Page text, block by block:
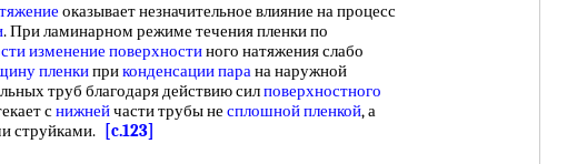
оказывает незначительное влияние на процесс
. При ламинарном режиме течения пленки по
изменение поверхностиного натяжения слабо
пленкиприконденсации парана наружной
труб благодаря действию силповерхностного
снижнейчасти трубы не сплошной пленкой, а
струйками.
[c.123]